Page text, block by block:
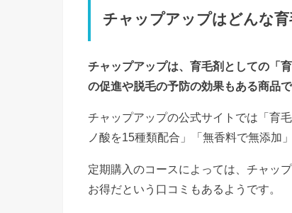
チャップアップはどんな
チャップアップは、育毛剤としての「
の促進や脱毛の予防の効果もある商品で
チャップアップの公式サイトでは「育
ノ酸を15種類配合」「無香料で無添加
定期購入のコースによっては、チャッ
お得だという口コミもあるようです。